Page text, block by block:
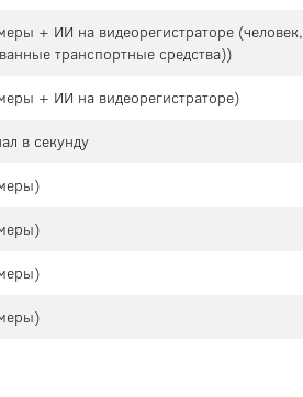
+ ИИ на видеорегистраторе (человек,
транспортные средства))
+ ИИ на видеорегистраторе)
в секунду